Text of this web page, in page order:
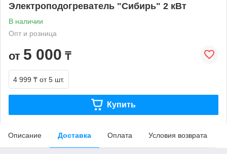
Электроподогреватель "Сибирь" 2 кВт
В наличии
Опт и розница
от 5 000 ₸
4 999 ₸ от 5 шт.
Купить
Описание Доставка Оплата Условия возврата